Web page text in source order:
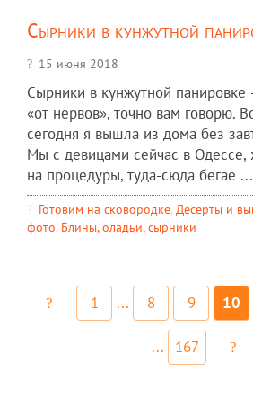
Сырники в кунжутной
15 июня 2018
Сырники в кунжутной панировке
«от нервов», точно вам говорю.
сегодня я вышла из дома без
Мы с девицами сейчас в
на процедуры, туда-сюда бегае ...
Готовим на сковородке, Десерты и
фото, Блины, оладьи, сырники
1 ... 8 9 10
... 167